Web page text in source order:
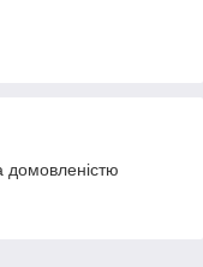
домовленістю